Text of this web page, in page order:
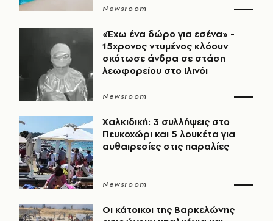
Newsroom
«Έχω ένα δώρο για εσένα» -
15χρονος ντυμένος κλόουν
σκότωσε άνδρα σε στάση
λεωφορείου στο Ιλινόι
Newsroom
Χαλκιδική: 3 συλλήψεις στο
Πευκοχώρι και 5 λουκέτα για
αυθαιρεσίες στις παραλίες
Newsroom
Οι κάτοικοι της Βαρκελώνης